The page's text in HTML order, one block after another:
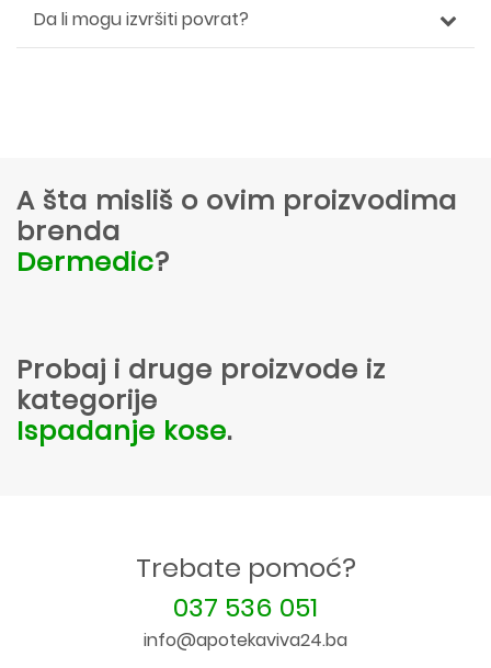
Da li mogu izvršiti povrat?
A šta misliš o ovim proizvodima
brenda
Dermedic?
Probaj i druge proizvode iz
kategorije
Ispadanje kose.
Trebate pomoć?
037 536 051
info@apotekaviva24.ba